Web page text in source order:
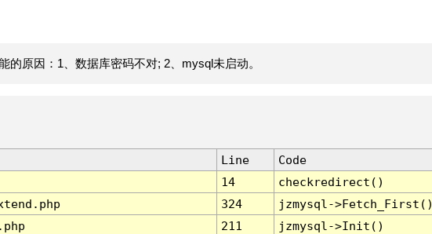
的原因：1、数据库密码不对; 2、mysql未启动。
Line
Code
14
checkredirect()
324
jzmysql-
211
jzmysql->Init()